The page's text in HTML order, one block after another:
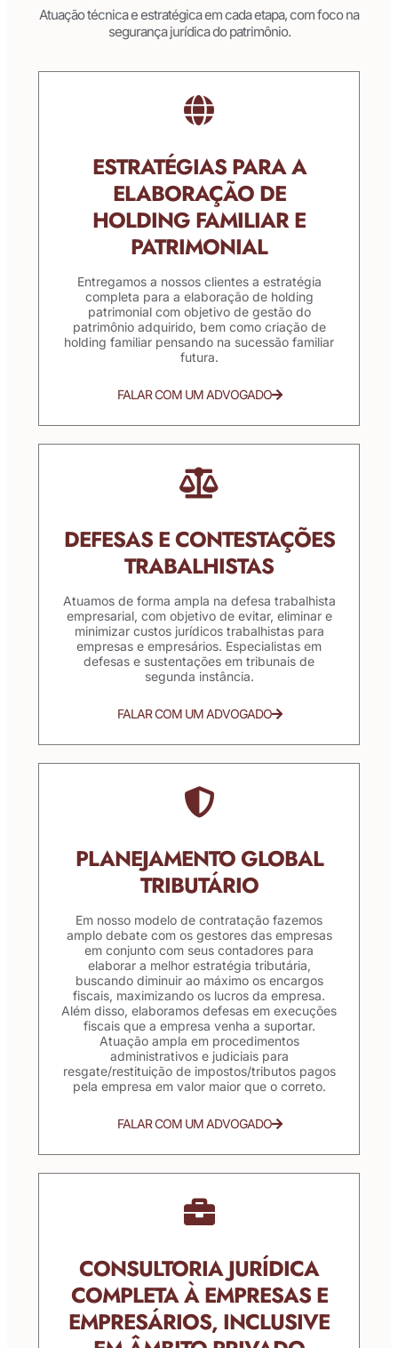
Atuação técnica e estratégica em cada etapa, com foco na
segurança jurídica do patrimônio.
ESTRATÉGIAS PARA A
ELABORAÇÃO DE
HOLDING FAMILIAR E
PATRIMONIAL
Entregamos a nossos clientes a estratégia
completa para a elaboração de holding
patrimonial com objetivo de gestão do
patrimônio adquirido, bem como criação de
holding familiar pensando na sucessão familiar
futura.
FALAR COM UM ADVOGADO
DEFESAS E CONTESTAÇÕES
TRABALHISTAS
Atuamos de forma ampla na defesa trabalhista
empresarial, com objetivo de evitar, eliminar e
minimizar custos jurídicos trabalhistas para
empresas e empresários. Especialistas em
defesas e sustentações em tribunais de
segunda instância.
FALAR COM UM ADVOGADO
PLANEJAMENTO GLOBAL
TRIBUTÁRIO
Em nosso modelo de contratação fazemos
amplo debate com os gestores das empresas
em conjunto com seus contadores para
elaborar a melhor estratégia tributária,
buscando diminuir ao máximo os encargos
fiscais, maximizando os lucros da empresa.
Além disso, elaboramos defesas em execuções
fiscais que a empresa venha a suportar.
Atuação ampla em procedimentos
administrativos e judiciais para
resgate/restituição de impostos/tributos pagos
pela empresa em valor maior que o correto.
FALAR COM UM ADVOGADO
CONSULTORIA JURÍDICA
COMPLETA À EMPRESAS E
EMPRESÁRIOS, INCLUSIVE